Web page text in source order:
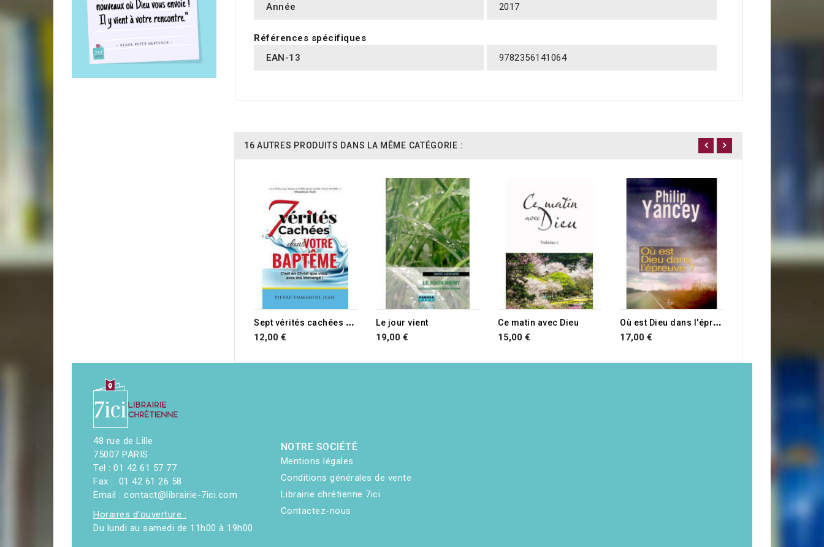
Année 2017
Références spécifiques
EAN-13
9782356141064
16 AUTRES PRODUITS DANS LA MÊME CATÉGORIE :
S
ept vérités cachées dans votre baptême
12,00 €
Le jour vient
19,00 €
Ce matin avec Dieu
15,00 €
O
ù est Dieu dans l'épreuve ?
17,00 €
48 rue de Lille
75007 PARIS
Tel : 01 42 61 57 77
Fax : 01 42 61 26 58
Email : contact@librairie-7ici.com
Horaires d'ouverture :
Du lundi au samedi de 11h00 à 19h00
NOTRE SOCIÉTÉ
Mentions légales
Conditions générales de vente
Librairie chrétienne 7ici
Contactez-nous